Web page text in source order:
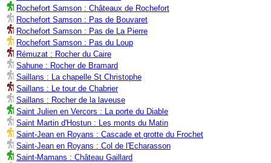
Rochefort Samson : Châteaux de Rochefort
Rochefort Samson : Pas de Bouvaret
Rochefort Samson : Pas de La Pierre
Rochefort Samson : Pas du Loup
Rémuzat : Rocher du Caire
Sahune : Rocher de Bramard
Saillans : La chapelle St Christophe
Saillans : Le tour de Chabrier
Saillans : Rocher de la laveuse
Saint Julien en Vercors : La porte du Diable
Saint Martin d'Hostun : Les monts du Matin
Saint-Jean en Royans : Cascade et grotte du Frochet
Saint-Jean en Royans : Col de l'Echarasson
Saint-Mamans : Château Gaillard